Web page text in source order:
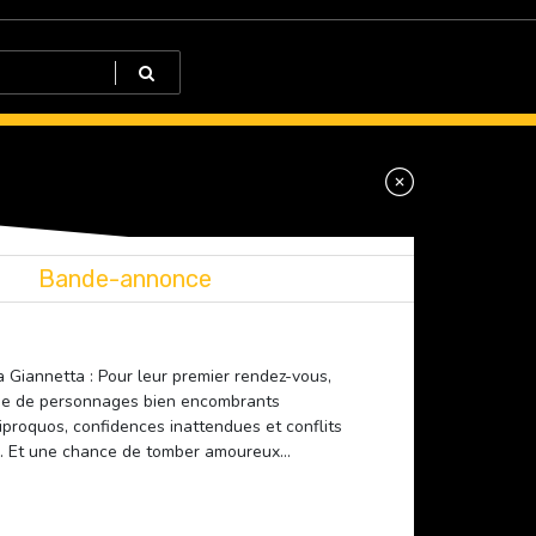
Bande-annonce
Giannetta : Pour leur premier rendez-vous,
de personnages bien encombrants
confidences inattendues et conflits
une chance de tomber amoureux…